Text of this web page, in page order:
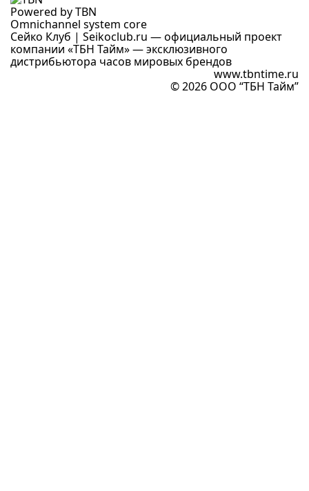
Powered by TBN
Omnichannel system core
Сейко Клуб | Seikoclub.ru — официальный проект
компании «ТБН Тайм» — эксклюзивного
дистрибьютора часов мировых брендов
www.tbntime.ru
© 2026 ООО “ТБН Тайм”